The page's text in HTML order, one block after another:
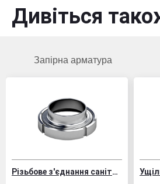
Дивіться
Запірна арматура
Різьбове з'єднання санітарне DIN